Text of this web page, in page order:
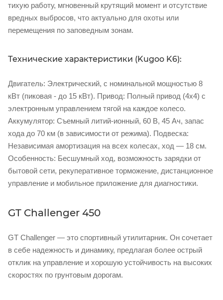
тихую работу, мгновенный крутящий момент и отсутствие
вредных выбросов, что актуально для охоты или
перемещения по заповедным зонам.
Технические характеристики (Kugoo K6):
Двигатель: Электрический, с номинальной мощностью 8
кВт (пиковая - до 15 кВт). Привод: Полный привод (4x4) с
электронным управлением тягой на каждое колесо.
Аккумулятор: Съемный литий-ионный, 60 В, 45 Ач, запас
хода до 70 км (в зависимости от режима). Подвеска:
Независимая амортизация на всех колесах, ход — 18 см.
Особенность: Бесшумный ход, возможность зарядки от
бытовой сети, рекуперативное торможение, дистанционное
управление и мобильное приложение для диагностики.
GT Challenger 450
GT Challenger — это спортивный утилитарник. Он сочетает
в себе надежность и динамику, предлагая более острый
отклик на управление и хорошую устойчивость на высоких
скоростях по грунтовым дорогам.